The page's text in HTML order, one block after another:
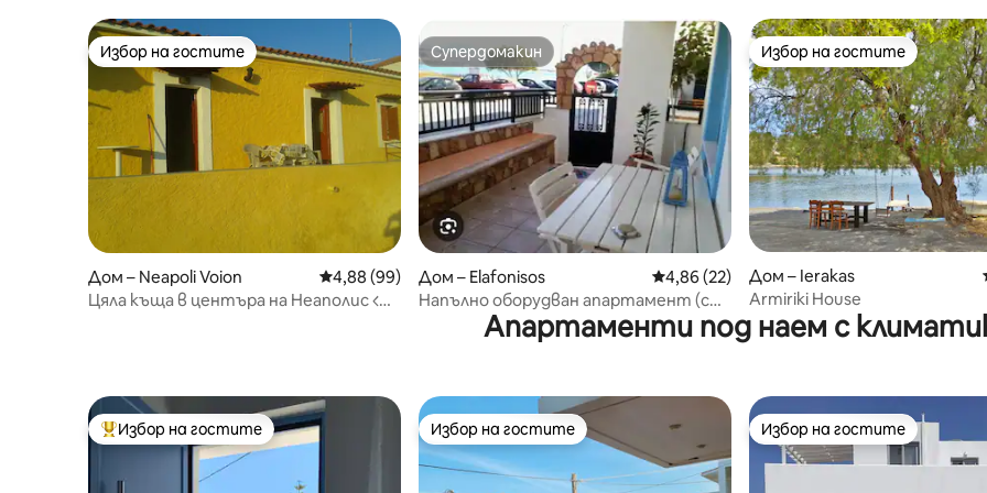
Избор на гостите
Избор на гостите
Дом – Neapoli Voion Средна оценка: 4,88 от 5, 99 отзива
4,88 (99)
Цяла къща в центъра на Неаполис <<
Супердомакин
Супердомакин
Дом – Elafonisos Средна оценка: 4,86 от 5, 22 отзива
4,86 (22)
Напълно оборудван апартамент (с
изглед към морето)
Избор на гостите
Избор на гостите
Дом – Ierakas
Αrmiriki House
Апартаменти под наем с
Най-популярен избор на гостите
Избор на гостите Избор на гостите
Избор на гостите Избор на гостите
Избор на гостите